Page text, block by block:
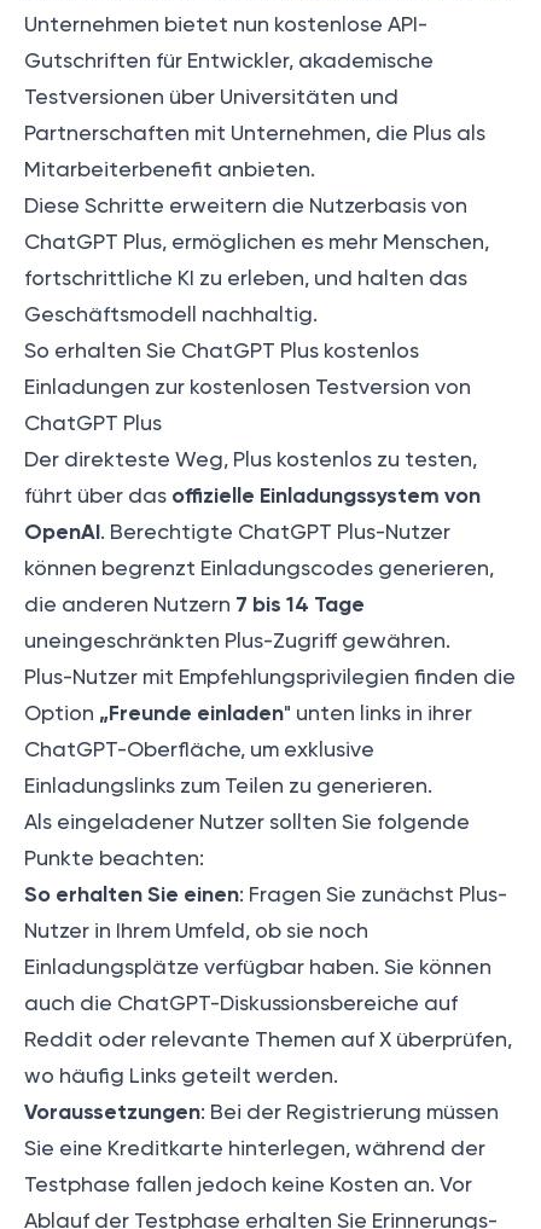
Unternehmen bietet nun kostenlose API-
Gutschriften für Entwickler, akademische
Testversionen über Universitäten und
Partnerschaften mit Unternehmen, die Plus als
Mitarbeiterbenefit anbieten.
Diese Schritte erweitern die Nutzerbasis von
ChatGPT Plus, ermöglichen es mehr Menschen,
fortschrittliche KI zu erleben, und halten das
Geschäftsmodell nachhaltig.
So erhalten Sie ChatGPT Plus kostenlos
Einladungen zur kostenlosen Testversion von
ChatGPT Plus
Der direkteste Weg, Plus kostenlos zu testen,
führt über das offizielle Einladungssystem von
OpenAI. Berechtigte ChatGPT Plus-Nutzer
können begrenzt Einladungscodes generieren,
die anderen Nutzern 7 bis 14 Tage
uneingeschränkten Plus-Zugriff gewähren.
Plus-Nutzer mit Empfehlungsprivilegien finden die
Option „Freunde einladen" unten links in ihrer
ChatGPT-Oberfläche, um exklusive
Einladungslinks zum Teilen zu generieren.
Als eingeladener Nutzer sollten Sie folgende
Punkte beachten:
So erhalten Sie einen: Fragen Sie zunächst Plus-
Nutzer in Ihrem Umfeld, ob sie noch
Einladungsplätze verfügbar haben. Sie können
auch die ChatGPT-Diskussionsbereiche auf
Reddit oder relevante Themen auf X überprüfen,
wo häufig Links geteilt werden.
Voraussetzungen: Bei der Registrierung müssen
Sie eine Kreditkarte hinterlegen, während der
Testphase fallen jedoch keine Kosten an. Vor
Ablauf der Testphase erhalten Sie Erinnerungs-